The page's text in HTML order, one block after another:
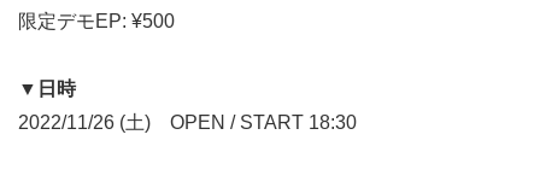
限定デモEP: ¥500
▼ 日時
2022/11/26 (土) OPEN / START 18:30